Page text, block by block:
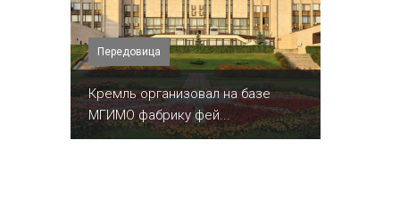
Передовица
Кремль организовал на базе
МГИМО фабрику фей...